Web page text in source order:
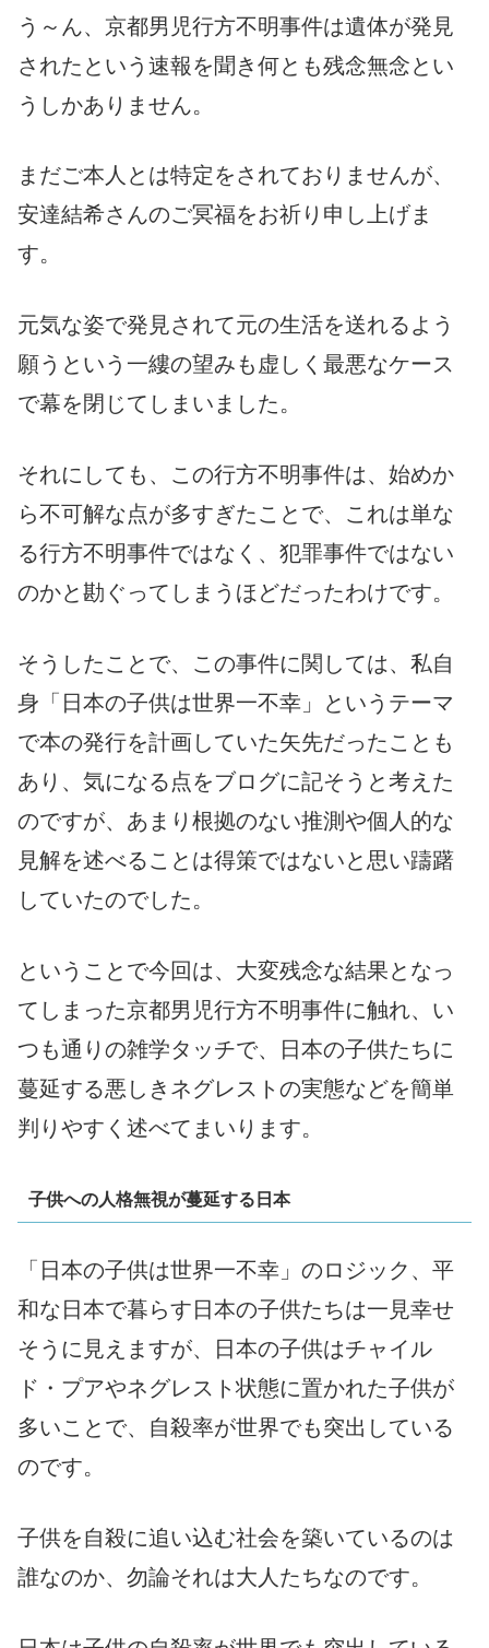
う～ん、京都男児行方不明事件は遺体が発見
されたという速報を聞き何とも残念無念とい
うしかありません。
まだご本人とは特定をされておりませんが、
安達結希さんのご冥福をお祈り申し上げま
す。
元気な姿で発見されて元の生活を送れるよう
願うという一縷の望みも虚しく最悪なケース
で幕を閉じてしまいました。
それにしても、この行方不明事件は、始めか
ら不可解な点が多すぎたことで、これは単な
る行方不明事件ではなく、犯罪事件ではない
のかと勘ぐってしまうほどだったわけです。
そうしたことで、この事件に関しては、私自
身「日本の子供は世界一不幸」というテーマ
で本の発行を計画していた矢先だったことも
あり、気になる点をブログに記そうと考えた
のですが、あまり根拠のない推測や個人的な
見解を述べることは得策ではないと思い躊躇
していたのでした。
ということで今回は、大変残念な結果となっ
てしまった京都男児行方不明事件に触れ、い
つも通りの雑学タッチで、日本の子供たちに
蔓延する悪しきネグレストの実態などを簡単
判りやすく述べてまいります。
子供への人格無視が蔓延する日本
「日本の子供は世界一不幸」のロジック、平
和な日本で暮らす日本の子供たちは一見幸せ
そうに見えますが、日本の子供はチャイル
ド・プアやネグレスト状態に置かれた子供が
多いことで、自殺率が世界でも突出している
のです。
子供を自殺に追い込む社会を築いているのは
誰なのか、勿論それは大人たちなのです。